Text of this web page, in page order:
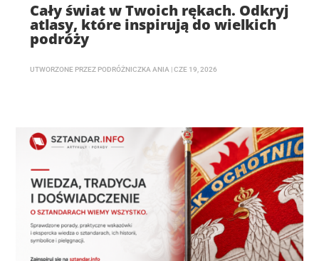
Cały świat w Twoich rękach. Odkryj
atlasy, które inspirują do wielkich
podróży
UTWORZONE PRZEZ PODRÓŻNICZKA ANIA |CZE 19, 2026